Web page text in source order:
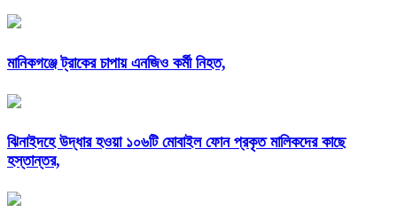
মানিকগঞ্জে ট্রাকের চাপায় এনজিও কর্মী নিহত,
ঝিনাইদহে উদ্ধার হওয়া ১০৬টি মোবাইল ফোন প্রকৃত মালিকদের কাছে
হস্তান্তর,